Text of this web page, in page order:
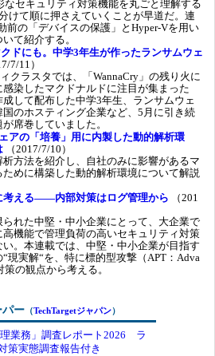
なセキュリティ対策機能を丸ごと理解する
けて順に押さえていくことが早道だ。連
前の「デバイスの保護」とHyper-Vを用い
て紹介する。
ドにも。中学3年生が作ったランサムウェ
7/11）
クラスタでは、「WannaCry」の残り火に
染したマクドナルドに注目が集まった
して配布した中学3年生、ランサムウェ
のホスティング企業など、5月に引き続
席巻していました。
アの「培養」用に内製した動的解析環
（2017/7/10）
方法を紹介し、自社のみに影響があるマ
めに構築した動的解析環境について解説
考える――内部対策はログ管理から （201
られた中堅・中小企業にとって、大企業で
機能で管理負荷の高いセキュリティ対策
。本連載では、中堅・中小企業が目指す
現実解“を、特に標的型攻撃（APT：Adva
策の観点から考える。
パー （TechTargetジャパン）
理業務」調査レポート2026 ラ
策実態調査報告付き